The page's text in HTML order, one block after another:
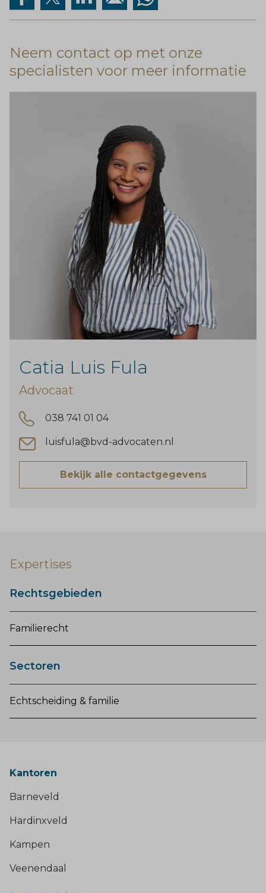
Neem contact op met onze
specialisten voor meer informatie
Catia Luis Fula
Advocaat
038 741 01 04
luisfula@bvd-advocaten.nl
Bekijk alle contactgegevens
Expertises
Rechtsgebieden
Familierecht
Sectoren
Echtscheiding & familie
Kantoren
Barneveld
Hardinxveld
Kampen
Veenendaal